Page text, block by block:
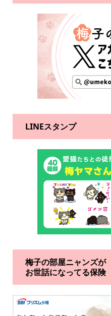
LINEスタンプ
梅子の部屋ニャンズが
お世話になってる保険